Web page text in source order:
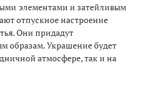
элементами и затейливым
отпускное настроение
Они придадут
образам. Украшение будет
атмосфере, так и на